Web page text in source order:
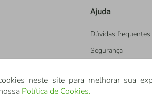
Ajuda
Dúvidas frequentes
Segurança
neste site para melhorar sua
Política de Cookies.